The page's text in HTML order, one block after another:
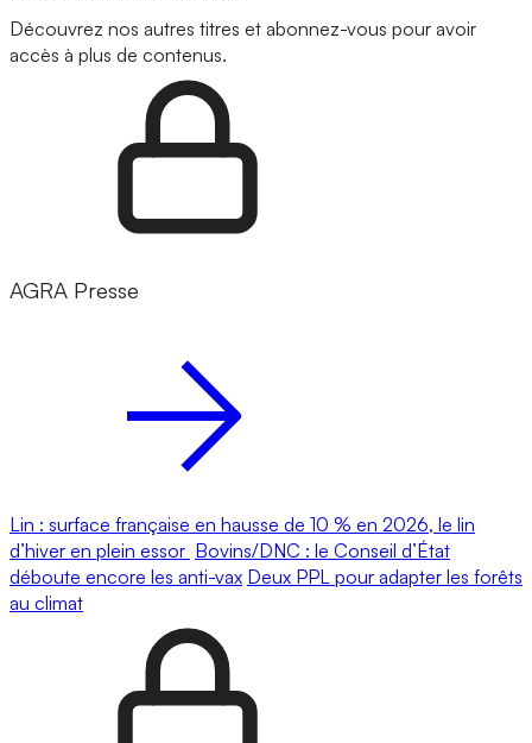
Découvrez nos autres titres et abonnez-vous pour avoir
accès à plus de contenus.
AGRA Presse
Lin : surface française en hausse de 10 % en 2026, le lin
d’hiver en plein essor Bovins/DNC : le Conseil d’État
déboute encore les anti-vax Deux PPL pour adapter les forêts
au climat